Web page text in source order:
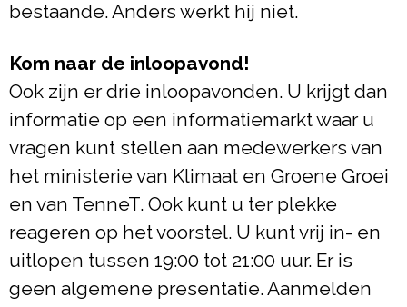
bestaande. Anders werkt hij niet.
Kom naar de inloopavond!
Ook zijn er drie inloopavonden. U krijgt dan
informatie op een informatiemarkt waar u
vragen kunt stellen aan medewerkers van
het ministerie van Klimaat en Groene Groei
en van TenneT. Ook kunt u ter plekke
reageren op het voorstel. U kunt vrij in- en
uitlopen tussen 19:00 tot 21:00 uur. Er is
geen algemene presentatie. Aanmelden